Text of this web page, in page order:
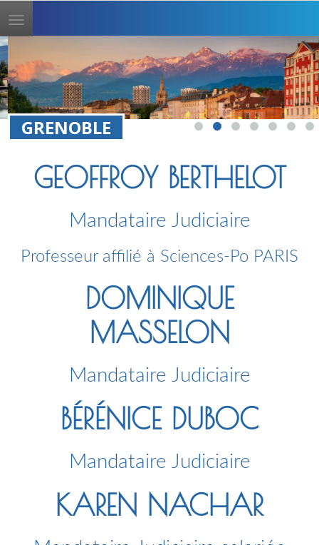
Toggle
navigation
GRENOBLE
GEOFFROY BERTHELOT
Mandataire Judiciaire
Professeur affilié à Sciences-Po PARIS
DOMINIQUE
MASSELON
Mandataire Judiciaire
BÉRÉNICE DUBOC
Mandataire Judiciaire
KAREN NACHAR